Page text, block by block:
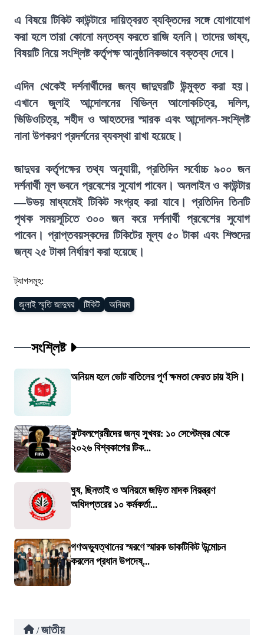
এ বিষয়ে টিকিট কাউন্টারে দায়িত্বরত ব্যক্তিদের সঙ্গে যোগাযোগ
করা হলে তারা কোনো মন্তব্য করতে রাজি হননি। তাদের ভাষ্য,
বিষয়টি নিয়ে সংশ্লিষ্ট কর্তৃপক্ষ আনুষ্ঠানিকভাবে বক্তব্য দেবে।
এদিন থেকেই দর্শনার্থীদের জন্য জাদুঘরটি উন্মুক্ত করা হয়।
এখানে জুলাই আন্দোলনের বিভিন্ন আলোকচিত্র, দলিল,
ভিডিওচিত্র, শহীদ ও আহতদের স্মারক এবং আন্দোলন-সংশ্লিষ্ট
নানা উপকরণ প্রদর্শনের ব্যবস্থা রাখা হয়েছে।
জাদুঘর কর্তৃপক্ষের তথ্য অনুযায়ী, প্রতিদিন সর্বোচ্চ ৯০০ জন
দর্শনার্থী মূল ভবনে প্রবেশের সুযোগ পাবেন। অনলাইন ও কাউন্টার
—উভয় মাধ্যমেই টিকিট সংগ্রহ করা যাবে। প্রতিদিন তিনটি
পৃথক সময়সূচিতে ৩০০ জন করে দর্শনার্থী প্রবেশের সুযোগ
পাবেন। প্রাপ্তবয়স্কদের টিকিটের মূল্য ৫০ টাকা এবং শিশুদের
জন্য ২৫ টাকা নির্ধারণ করা হয়েছে।
ট্যাগসমূহ:
জুলাই স্মৃতি জাদুঘর টিকিট অনিয়ম
সংশ্লিষ্ট
অনিয়ম হলে ভোট বাতিলের পূর্ণ ক্ষমতা ফেরত চায় ইসি।
ফুটবলপ্রেমীদের জন্য সুখবর: ১০ সেপ্টেম্বর থেকে
২০২৬ বিশ্বকাপের টিক...
ঘুষ, ছিনতাই ও অনিয়মে জড়িত মাদক নিয়ন্ত্রণ
অধিদপ্তরের ১০ কর্মকর্তা...
গণঅভ্যুত্থানের স্মরণে স্মারক ডাকটিকিট উন্মোচন
করলেন প্রধান উপদেষ্...
/ জাতীয়